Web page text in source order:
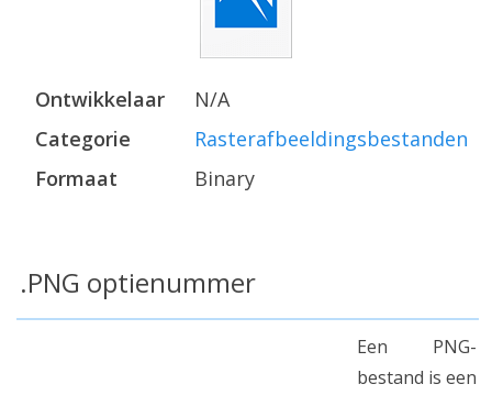
Ontwikkelaar
N/A
Categorie
Rasterafbeeldingsbestanden
Formaat
Binary
.PNG optienummer
Een PNG-
bestand is een